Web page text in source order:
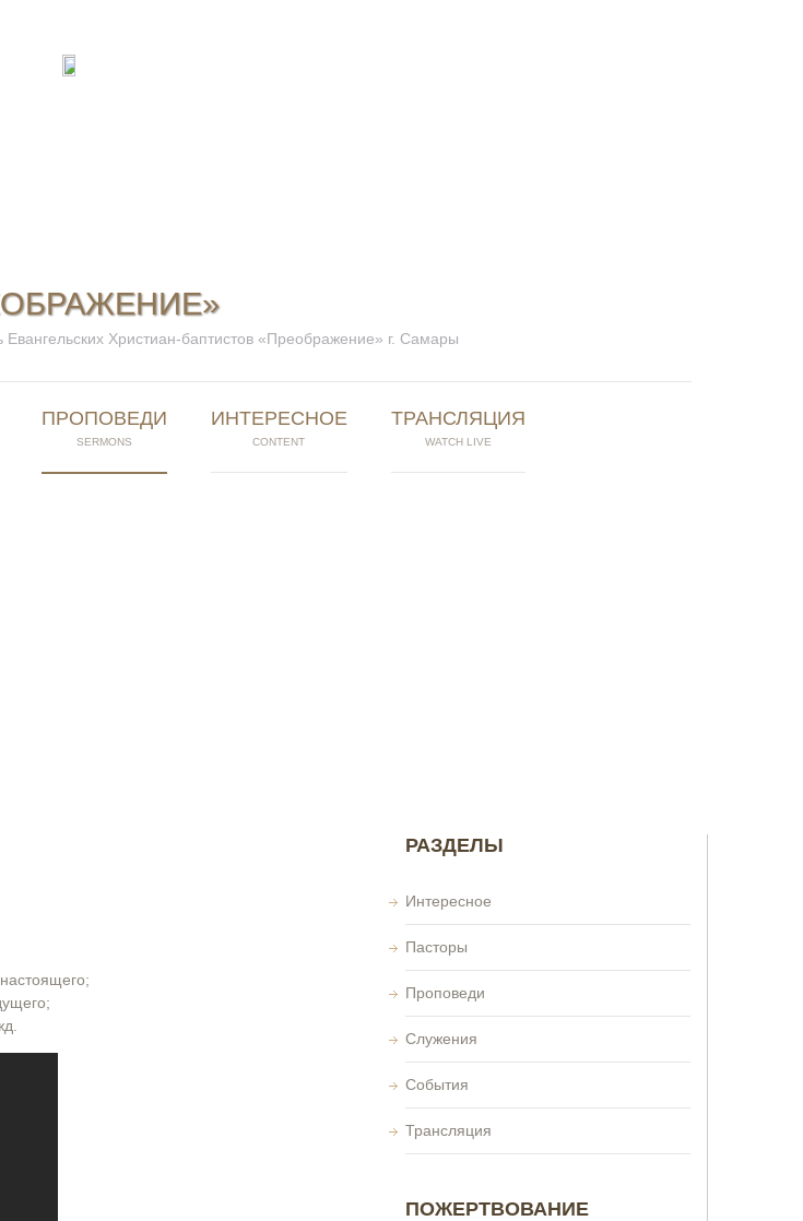
Христиан-баптистов «Преображение» г. Самары
ПРОПОВЕДИ
SERMONS
ИНТЕРЕСНОЕ
CONTENT
ТРАНСЛЯЦИЯ
WATCH LIVE
РАЗДЕЛЫ
Интересное
Пасторы
Проповеди
Служения
События
Трансляция
ПОЖЕРТВОВАНИЕ